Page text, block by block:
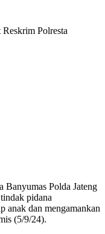
Polresta
Banyumas Polda Jateng
pidana
anak dan mengamankan
(5/9/24).